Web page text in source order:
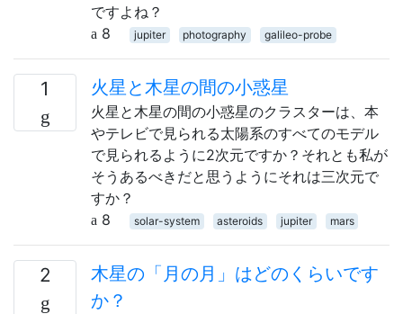
ですよね？
8
jupiter photography galileo-probe
1 火星と木星の間の小惑星
火星と木星の間の小惑星のクラスターは、本
やテレビで見られる太陽系のすべてのモデル
で見られるように2次元ですか？それとも私が
そうあるべきだと思うようにそれは三次元で
すか？
8
solar-system asteroids jupiter mars
2
木星の「月の月」はどのくらいです
か？